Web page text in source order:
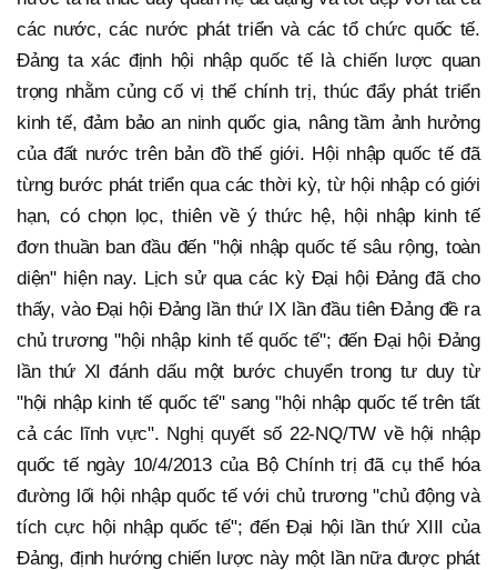
các nước, các nước phát triển và các tổ chức quốc tế.
Đảng ta xác định hội nhập quốc tế là chiến lược quan
trọng nhằm củng cố vị thế chính trị, thúc đẩy phát triển
kinh tế, đảm bảo an ninh quốc gia, nâng tầm ảnh hưởng
của đất nước trên bản đồ thế giới. Hội nhập quốc tế đã
từng bước phát triển qua các thời kỳ, từ hội nhập có giới
hạn, có chọn lọc, thiên về ý thức hệ, hội nhập kinh tế
đơn thuần ban đầu đến "hội nhập quốc tế sâu rộng, toàn
diện" hiện nay. Lịch sử qua các kỳ Đại hội Đảng đã cho
thấy, vào Đại hội Đảng lần thứ IX lần đầu tiên Đảng đề ra
chủ trương "hội nhập kinh tế quốc tế"; đến Đại hội Đảng
lần thứ XI đánh dấu một bước chuyển trong tư duy từ
"hội nhập kinh tế quốc tế" sang "hội nhập quốc tế trên tất
cả các lĩnh vực". Nghị quyết số 22-NQ/TW về hội nhập
quốc tế ngày 10/4/2013 của Bộ Chính trị đã cụ thể hóa
đường lối hội nhập quốc tế với chủ trương "chủ động và
tích cực hội nhập quốc tế"; đến Đại hội lần thứ XIII của
Đảng, định hướng chiến lược này một lần nữa được phát